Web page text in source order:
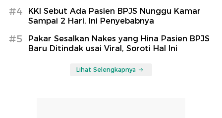
#4
KKI Sebut Ada Pasien BPJS Nunggu Kamar
Sampai 2 Hari, Ini Penyebabnya
#5
Pakar Sesalkan Nakes yang Hina Pasien BPJS
Baru Ditindak usai Viral, Soroti Hal Ini
Lihat Selengkapnya